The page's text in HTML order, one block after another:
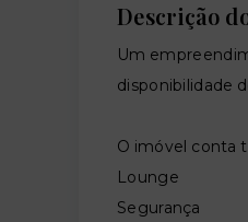
Descrição
Um
disponibilidade
O imóvel conta
Lounge
Segurança